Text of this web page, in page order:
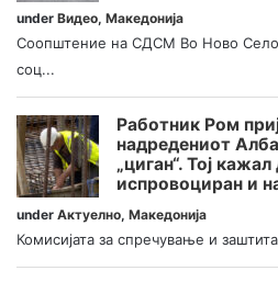
under Видео, Македонија
Соопштение на СДСМ Во Ново
соц...
Работник Ром
надредениот
„циган“. Тој
испровоциран и
under Актуелно, Македонија
Комисијата за спречување и